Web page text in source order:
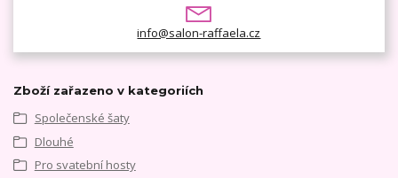
info@salon-raffaela.cz
Zboží zařazeno v kategoriích
Společenské šaty
Dlouhé
Pro svatební hosty